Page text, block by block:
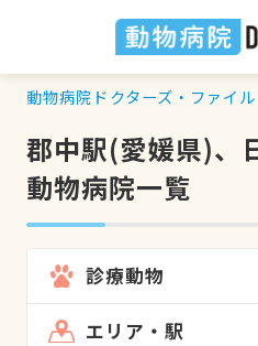
動物病院ドクターズ・ファイル
郡中駅(愛媛県)、
動物病院一覧
診療動物
エリア・駅